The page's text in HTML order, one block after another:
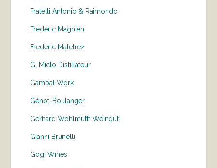
Fratelli Antonio & Raimondo
Frederic Magnien
Frederic Maletrez
G. Miclo Distillateur
Gambal Work
Génot-Boulanger
Gerhard Wohlmuth Weingut
Gianni Brunelli
Gogi Wines